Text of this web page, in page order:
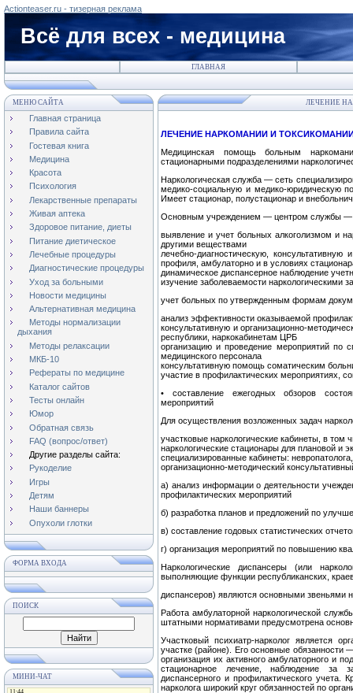
Actionteaser.ru - тизерная реклама
Всё для всех - медицина
ГЛАВНАЯ
МЕНЮ САЙТА
Главная страница
Правила сайта
Гостевая книга
Медицина
Красота
Психология
Лекарственные препараты
Живая аптека
Здоровое питание, диеты
Питание диетическое
Лечебные процедуры
Диагностические процедуры
Уход за больными
Новости медицины
Альтернативная медицина
Методы нормализации
дыхания
Методы релаксации
МКБ-10
Рефераты по медицине
Каталог сайтов
Тесты онлайн
Юмор
Обратная связь
FAQ (вопрос/ответ)
Другие разделы сайта:
Рукоделие
Игры
Детям
Наши баннеры
Опухоли глотки
ФОРМА ВХОДА
ПОИСК
МИНИ-ЧАТ
ЛЕЧЕНИЕ
ЛЕЧЕНИЕ НАРКОМАНИИ И
Медицинская помощь больным
стационарными под­разделениями
Наркологическая служба — сеть
медико-социальную и медико-юридическую
Имеет стационар, по­лустационар и
Основным учреждением — центром службы —
выявление и учет больных алкоголизмом и
другими ве­ществами
лечебно-диагностическую,
профиля, амбулаторно и в условиях
динамическое диспансерное наблюдение
изучение заболеваемости наркологическими
учет больных по утвержденным формам
анализ эффективности оказываемой
консультативную и организационно-
республи­ки, наркокабинетам ЦРБ
организацию и проведение мероприятий по
медицин­ского персонала
консультативную помощь соматическим
участие в профилактических мероприятиях,
• составление ежегодных обзоров
мероприятий
Для осуществления возложенных задач
участковые наркологические кабинеты, в том
наркологические стационары для плановой
специализированные кабинеты:
организационно-методический
а) анализ информации о деятельности
профилакти­ческих мероприятий
б) разработка планов и предложений по
в) составление годовых статистических
г) организация мероприятий по повышению
Наркологические диспансеры (или
выполняющие функ­ции республиканских,
диспансеров) являются основными звеньями
Работа амбулаторной наркологической
штатны­ми нормативами предусмотрена
Участковый психиатр-нарколог является
участке (рай­оне). Его основные обязанности
организация их активного амбулаторного и
стационарное лечение, наблюде­ние за
диспансерного и профилактического учета.
нарколога широкий круг обязанностей по